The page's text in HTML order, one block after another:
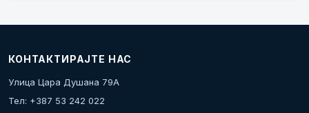
КОНТАКТИРАЈТЕ НАС
Улица Цара Душана 79А
Тел: +387 53 242 022